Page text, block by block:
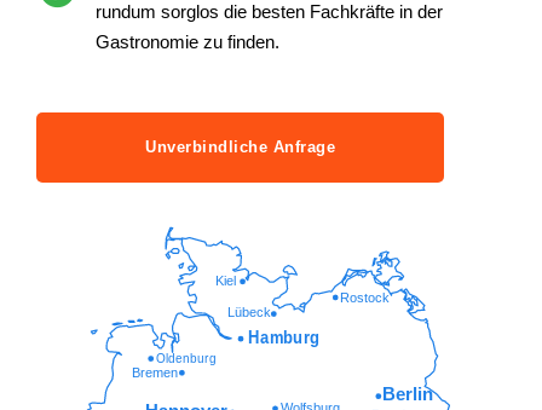
rundum sorglos die besten Fachkräfte in der
Gastronomie zu finden.
Unverbindliche Anfrage
Oldenburg
Lübeck
Rostock
Kiel
Berlin
Bremen
Hamburg